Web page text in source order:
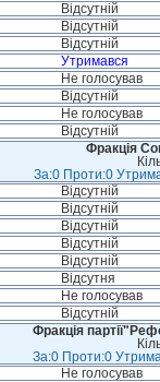
Відсутній
Відсутній
Відсутній
Утримався
Не голосував
Відсутній
Не голосував
Відсутній
Фракція
За:0 Проти:0
Відсутній
Відсутній
Відсутній
Відсутній
Відсутній
Відсутня
Не голосував
Відсутній
Фракція
За:0 Проти:0
Не голосував